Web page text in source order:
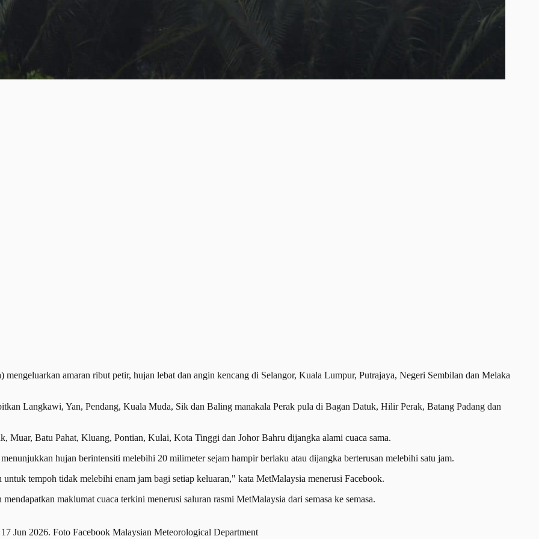
amaran ribut petir, hujan lebat dan angin kencang di Selangor, Kuala Lumpur, Putrajaya, Negeri Sembilan dan Melaka
Langkawi, Yan, Pendang, Kuala Muda, Sik dan Baling manakala Perak pula di Bagan Datuk, Hilir Perak, Batang Padang dan
Muar, Batu Pahat, Kluang, Pontian, Kulai, Kota Tinggi dan Johor Bahru dijangka alami cuaca sama.
hujan berintensiti melebihi 20 milimeter sejam hampir berlaku atau dijangka berterusan melebihi satu jam.
tempoh tidak melebihi enam jam bagi setiap keluaran," kata MetMalaysia menerusi Facebook.
maklumat cuaca terkini menerusi saluran rasmi MetMalaysia dari semasa ke semasa.
Jun 2026. Foto Facebook Malaysian Meteorological Department